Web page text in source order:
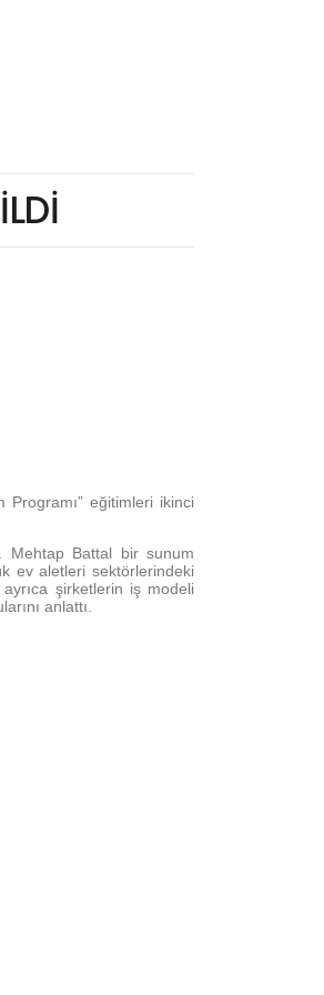
Programı” eğitimleri ikinci
Mehtap Battal bir sunum
ev aletleri sektörlerindeki
şirketlerin iş modeli
anlattı.